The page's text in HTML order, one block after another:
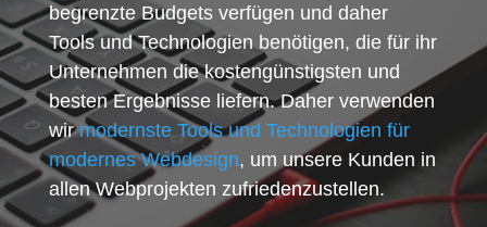
begrenzte Budgets verfügen und daher
Tools und Technologien benötigen, die für ihr
Unternehmen die kostengünstigsten und
besten Ergebnisse liefern. Daher verwenden
wirmodernste Tools und Technologien für
modernes Webdesign, um unsere Kunden in
allen Webprojekten zufriedenzustellen.